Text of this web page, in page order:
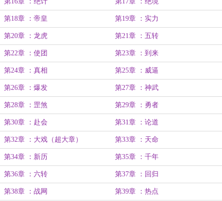
第18章 ：帝皇 第19章 ：实力
第20章 ：龙虎 第21章 ：五转
第22章 ：使团 第23章 ：到来
第24章 ：真相 第25章 ：威逼
第26章 ：爆发 第27章 ：神武
第28章 ：罡煞 第29章 ：勇者
第30章 ：赴会 第31章 ：论道
第32章 ：大戏（超大章） 第33章 ：天命
第34章 ：新历 第35章 ：千年
第36章 ：六转 第37章 ：回归
第38章 ：战网 第39章 ：热点